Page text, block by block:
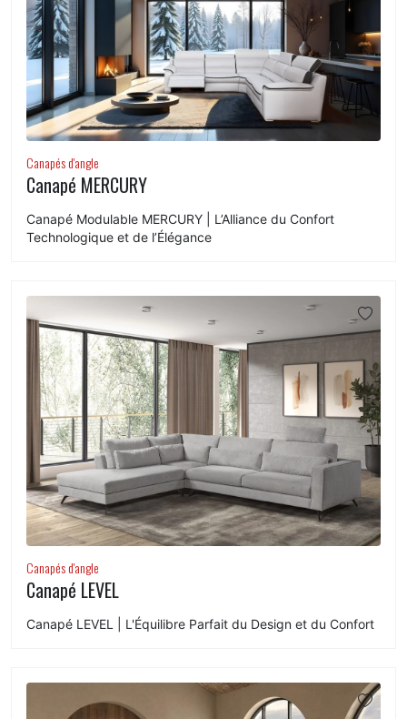
Canapés d'angle
Canapé MERCURY
Canapé Modulable MERCURY | L’Alliance du Confort
Technologique et de l’Élégance
Canapés d'angle
Canapé LEVEL
Canapé LEVEL | L'Équilibre Parfait du Design et du Confort